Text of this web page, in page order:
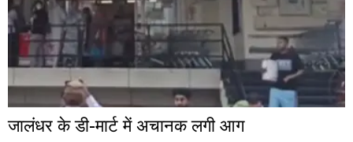
जालंधर के डी-मार्ट में अचानक लगी आग